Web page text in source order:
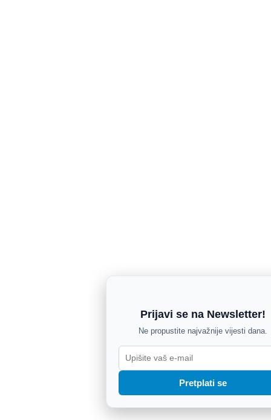
Prijavi se na Newsletter!
Ne propustite najvažnije vijesti dana.
Pretplati se